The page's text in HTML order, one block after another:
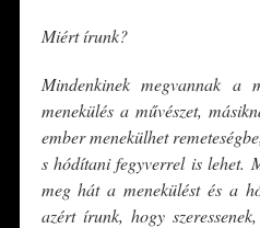
Miért írunk?
Mindenkinek megvannak a
menekülés a művészet,
ember menekülhet
s hódítani fegyverrel is lehet.
meg hát a menekülést és a
azért írunk, hogy